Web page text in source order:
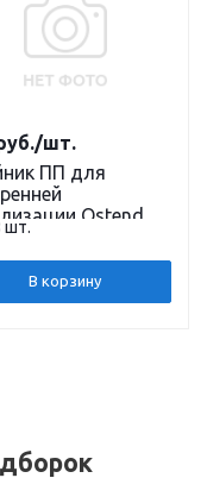
ПП для
Ostendorf
х 50/67, 67 град.
шт.
/шт.
В корзину